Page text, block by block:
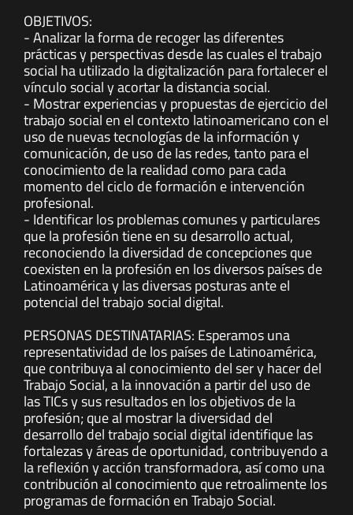
OBJETIVOS:
- Analizar la forma de recoger las diferentes
prácticas y perspectivas desde las cuales el trabajo
social ha utilizado la digitalización para fortalecer el
vínculo social y acortar la distancia social.
- Mostrar experiencias y propuestas de ejercicio del
trabajo social en el contexto latinoamericano con el
uso de nuevas tecnologías de la información y
comunicación, de uso de las redes, tanto para el
conocimiento de la realidad como para cada
momento del ciclo de formación e intervención
profesional.
- Identificar los problemas comunes y particulares
que la profesión tiene en su desarrollo actual,
reconociendo la diversidad de concepciones que
coexisten en la profesión en los diversos países de
Latinoamérica y las diversas posturas ante el
potencial del trabajo social digital.
PERSONAS DESTINATARIAS: Esperamos una
representatividad de los países de Latinoamérica,
que contribuya al conocimiento del ser y hacer del
Trabajo Social, a la innovación a partir del uso de
las TICs y sus resultados en los objetivos de la
profesión; que al mostrar la diversidad del
desarrollo del trabajo social digital identifique las
fortalezas y áreas de oportunidad, contribuyendo a
la reflexión y acción transformadora, así como una
contribución al conocimiento que retroalimente los
programas de formación en Trabajo Social.